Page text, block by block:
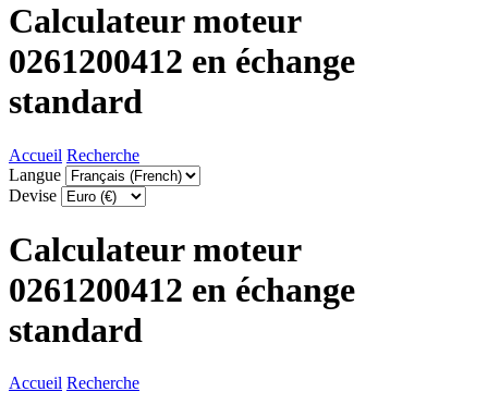
Calculateur moteur
0261200412 en échange
standard
Accueil Recherche
Langue
Devise
Calculateur moteur
0261200412 en échange
standard
Accueil Recherche